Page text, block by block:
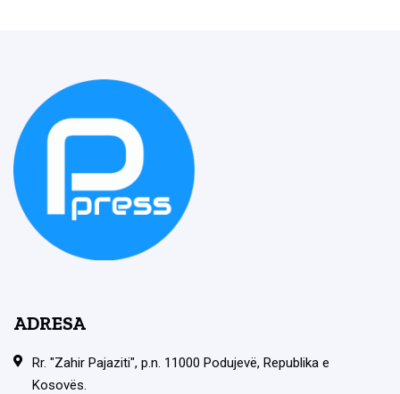
ADRESA
Rr. "Zahir Pajaziti", p.n. 11000 Podujevë, Republika e
Kosovës.